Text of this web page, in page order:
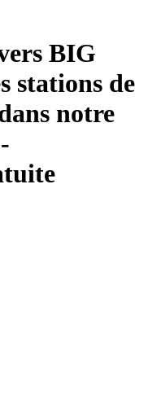
BIG
stations de
notre